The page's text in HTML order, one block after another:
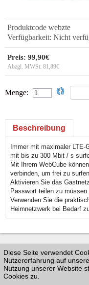
Produktcode webzte
Verfügbarkeit: Nicht
Preis: 99,90€
Abzgl. MWSt: 81,89€
Menge:
Beschreibung
Immer mit maximaler
mit bis zu 300 Mbit / s
Mit Ihrem WebCube
verbinden, um frei zu
Aktivieren Sie das
Passwort teilen zu müssen.
Verwenden Sie die
Heimnetzwerk bei Bedarf
Diese Seite verwendet
Nutzererfahrung auf
Nutzung unserer Website
Cookies zu.